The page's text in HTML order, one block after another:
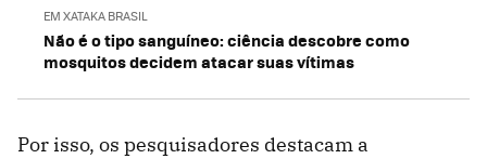
EM XATAKA BRASIL
Não é o tipo sanguíneo: ciência descobre como
mosquitos decidem atacar suas vítimas
Por isso, os pesquisadores destacam a